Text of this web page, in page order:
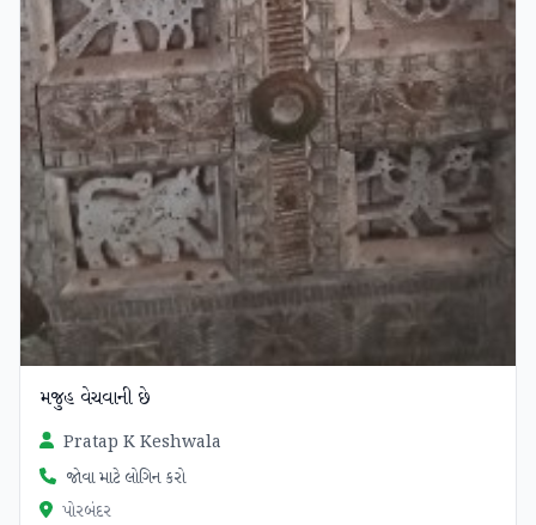
મજુહ વેચવાની છે
Pratap K Keshwala
જોવા માટે લોગિન કરો
પોરબંદર